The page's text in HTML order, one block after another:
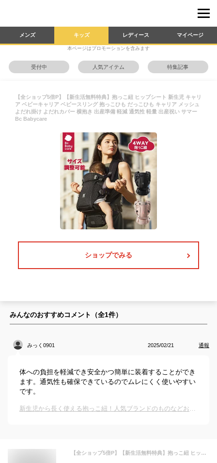
メンズ キッズ レディース マイページ
本ページはプロモーションを含みます
受付中 人気アイテム 特集記事
【全ショップ5倍P】【新生活無料特典】抱っこ紐 ヒップシート 新生児 キャリ
ア ベビーキャリア ベビースリング 抱っこひも だっこひも キャリア メッシュ
よだれ掛け よだれカバー 横抱き 出産準備 軽減 通気性 軽量 出産祝い サマー
Bc Babycare
ショップでみる
みんなのおすすめコメント（全1件）
みっく0901 2025/02/21 通報
体への負担を軽減でき安全かつ簡単に装着することができ
ます。通気性も確保できているのでムレにくく使いやすい
です。
新生児から長く使える抱っこ紐！人気ブランドのものなどおすすめは？
【全ショップ5倍P】【新生活無料特典】抱っこ紐 ヒップシート 新生児 キャリア ベビーキャリア ベビースリング 抱っこひも だっこひも キャリア メッシュ よだれ掛け よだれカバー 横抱き 出産準備 軽減 通気性 軽量 出産祝い サマー Bc Babycare